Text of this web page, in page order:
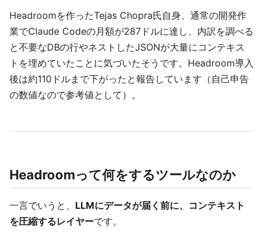
Headroomを作ったTejas Chopra氏自身、通常の開発作
業でClaude Codeの月額が287ドルに達し、内訳を調べる
と不要なDBの行やネストしたJSONが大量にコンテキス
トを埋めていたことに気づいたそうです。Headroom導入
後は約110ドルまで下がったと報告しています（自己申告
の数値なので参考値として）。
Headroomって何をするツールなのか
一言でいうと、 LLMにデータが届く前に、コンテキスト
を圧縮するレイヤーです。